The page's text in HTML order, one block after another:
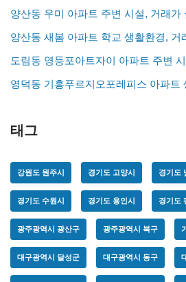
양산동 우미 아파트 주변 시설, 거래가
양산동 새봄 아파트 학교 생활환경, 거
도림동 영등포아트자이 아파트 주변
영덕동 기흥푸르지오포레피스 아파트
태그
강원도 원주시 경기도 고양시 경기도
경기도 수원시 경기도 용인시 경기도
광주광역시 광산구 광주광역시 북구
대구광역시 달성군 대구광역시 동구